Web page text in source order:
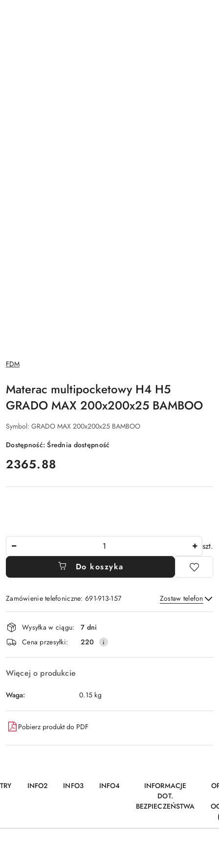
NAZWA
PRODUCENTA:
FDM
Materac multipocketowy H4 H5
GRADO MAX 200x200x25 BAMBOO
Symbol: GRADO MAX 200x200x25 BAMBOO
Dostępność:Średnia dostępność
cena:
2365.88
szt.
Do koszyka
Zamówienie telefoniczne: 691-913-157 Zostaw telefon
Wyślij
Dostępność
i
dostawa
Wysyłka w ciągu:
7 dni
Cena przesyłki:
220
Więcej o produkcie
Waga: 0.15 kg
Pobierz produkt do PDF
INFO2 INFO3 INFO4
INFORMACJE
DOT.
BEZPIECZEŃSTWA